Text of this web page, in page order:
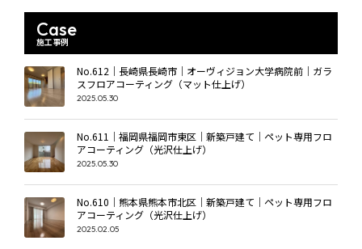
Case
施工事例
No.612｜長崎県長崎市｜オーヴィジョン大学病院前｜ガラ
スフロアコーティング（マット仕上げ）
2025.05.30
No.611｜福岡県福岡市東区｜新築戸建て｜ペット専用フロ
アコーティング（光沢仕上げ）
2025.05.30
No.610｜熊本県熊本市北区｜新築戸建て｜ペット専用フロ
アコーティング（光沢仕上げ）
2025.02.05